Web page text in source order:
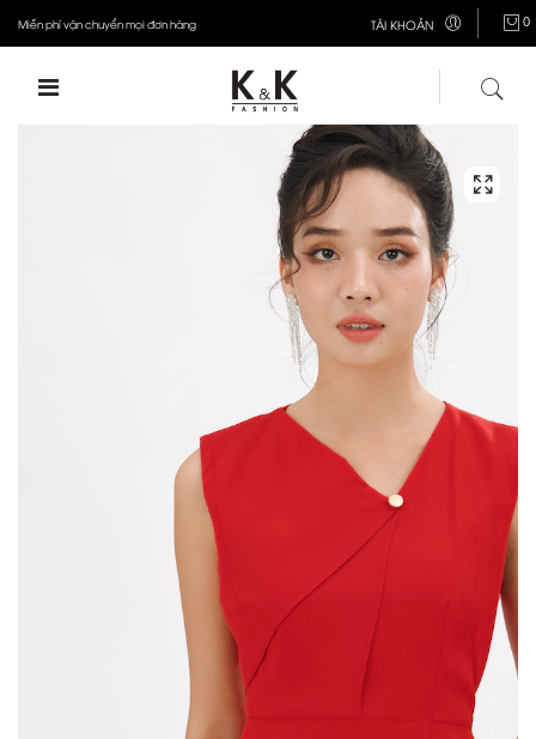
Miễn phí vận chuyển mọi đơn hàng TÀI KHOẢN 0